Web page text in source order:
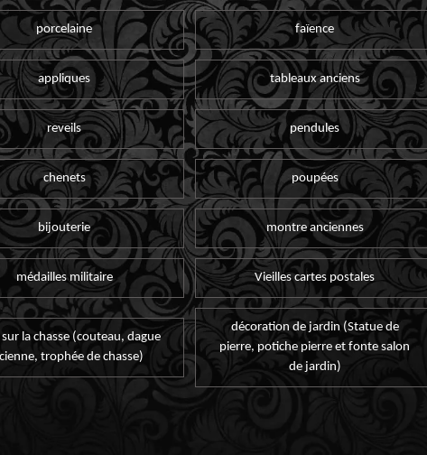
porcelaine faïence
appliques tableaux anciens
reveils pendules
chenets poupées
bijouterie montre anciennes
médailles militaire Vieilles cartes postales
la chasse (couteau, dague
trophée de chasse)
décoration de jardin (Statue de
pierre, potiche pierre et fonte salon
de jardin)